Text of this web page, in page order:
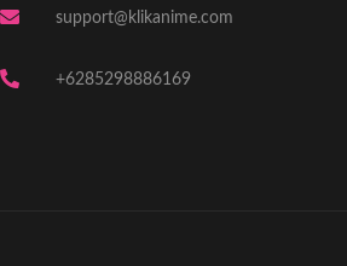
support@klikanime.com
+6285298886169